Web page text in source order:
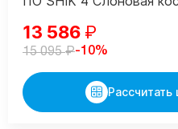
13 586 ₽
15 095₽-10%
Рассчитать